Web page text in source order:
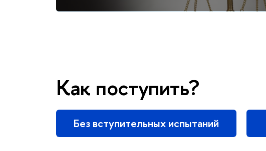
Как поступить?
Без вступительных испытаний